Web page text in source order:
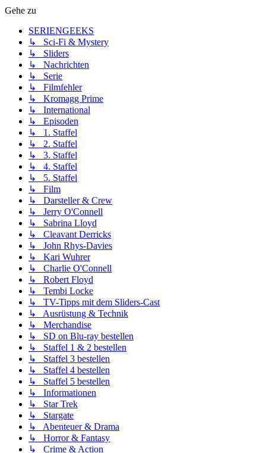
Gehe zu
SERIENGEEKS
↳ Sci-Fi & Mystery
↳ Sliders
↳ Nachrichten
↳ Serie
↳ Filmfehler
↳ Kromagg Prime
↳ International
↳ Episoden
↳ 1. Staffel
↳ 2. Staffel
↳ 3. Staffel
↳ 4. Staffel
↳ 5. Staffel
↳ Film
↳ Darsteller & Crew
↳ Jerry O'Connell
↳ Sabrina Lloyd
↳ Cleavant Derricks
↳ John Rhys-Davies
↳ Kari Wuhrer
↳ Charlie O'Connell
↳ Robert Floyd
↳ Tembi Locke
↳ TV-Tipps mit dem Sliders-Cast
↳ Ausrüstung & Technik
↳ Merchandise
↳ SD on Blu-ray bestellen
↳ Staffel 1 & 2 bestellen
↳ Staffel 3 bestellen
↳ Staffel 4 bestellen
↳ Staffel 5 bestellen
↳ Informationen
↳ Star Trek
↳ Stargate
↳ Abenteuer & Drama
↳ Horror & Fantasy
↳ Crime & Action